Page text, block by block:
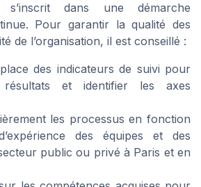
dans une démarche
Pour garantir la qualité des
de l’organisation, il est conseillé :
des indicateurs de suivi pour
et identifier les axes
les processus en fonction
des équipes et des
public ou privé à Paris et en